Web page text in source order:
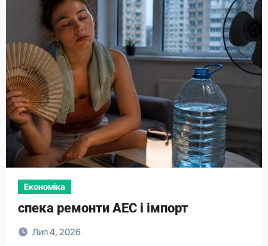
Економіка
спека ремонти АЕС і імпорт
Лип 4, 2026